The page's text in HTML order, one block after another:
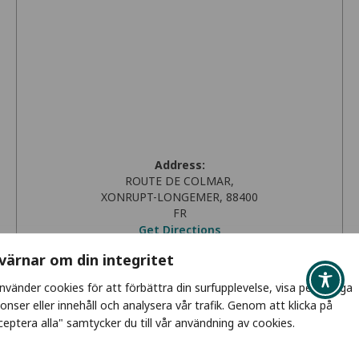
om din integritet
cookies för att förbättra din surfupplevelse, visa personliga
eller innehåll och analysera vår trafik. Genom att klicka på
alla" samtycker du till vår användning av cookies.
Address:
ROUTE DE COLMAR,
XONRUPT-LONGEMER, 88400
FR
Get Directions
+33 3 80 51 1170
Email:
contact@spas-wellness.fr